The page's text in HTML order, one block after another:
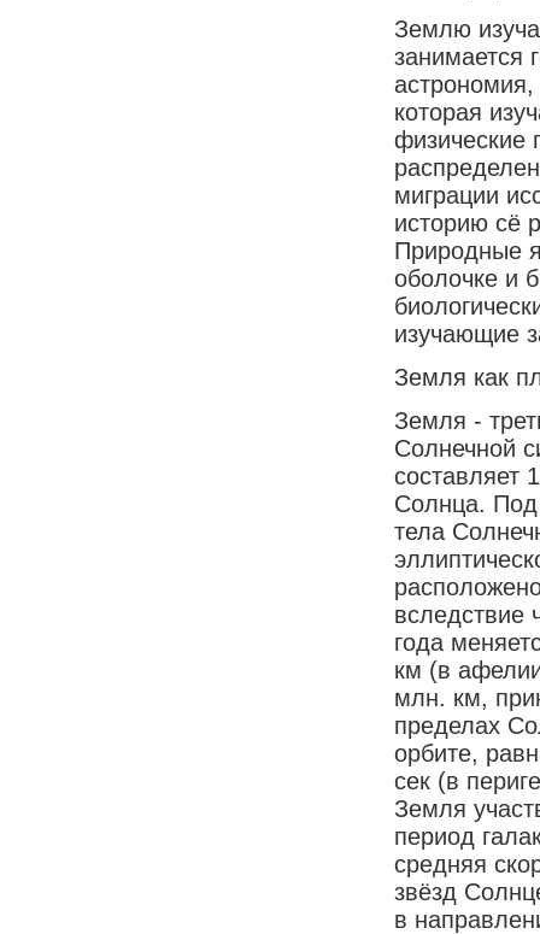
Землю
занимается
которая
физические
миграции
историю сё
Природные
оболочке и
изучающие
Земля как
Земля -
Солнечной
составляет
Солнца. Под
тела
вследствие
года
км (в
млн. км,
пределах
орбите,
сек (в
Земля
период
средняя
звёзд
в